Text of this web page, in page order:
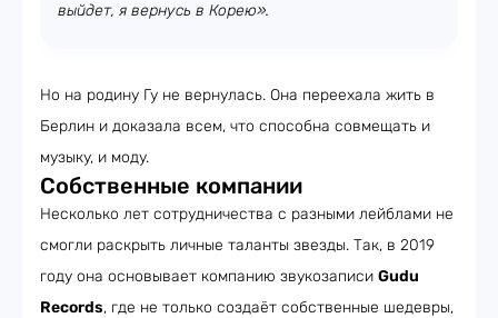
выйдет, я вернусь в Корею».
Но на родину Гу не вернулась. Она переехала жить в
Берлин и доказала всем, что способна совмещать и
музыку, и моду.
Собственные компании
Несколько лет сотрудничества с разными лейблами не
смогли раскрыть личные таланты звезды. Так, в 2019
году она основывает компанию звукозаписи Gudu
Records, где не только создаёт собственные шедевры,